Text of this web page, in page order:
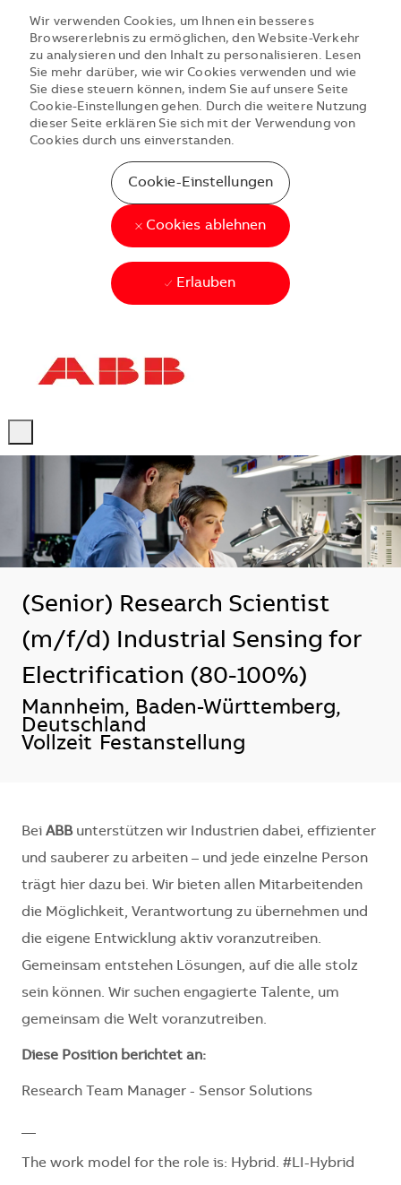
Wir verwenden Cookies, um Ihnen ein besseres
Browsererlebnis zu ermöglichen, den Website-Verkehr
zu analysieren und den Inhalt zu personalisieren. Lesen
Sie mehr darüber, wie wir Cookies verwenden und wie
Sie diese steuern können, indem Sie auf unsere Seite
Cookie-Einstellungen gehen. Durch die weitere Nutzung
dieser Seite erklären Sie sich mit der Verwendung von
Cookies durch uns einverstanden.
Cookie-Einstellungen
Cookies ablehnen
Erlauben
(Senior) Research Scientist
(m/f/d) Industrial Sensing for
Electrification (80-100%)
Standort
Mannheim, Baden-Württemberg,
Deutschland
Vollzeit Festanstellung
Bei ABBunterstützen wir Industrien dabei, effizienter
und sauberer zu arbeiten – und jede einzelne Person
trägt hier dazu bei. Wir bieten allen Mitarbeitenden
die Möglichkeit, Verantwortung zu übernehmen und
die eigene Entwicklung aktiv voranzutreiben.
Gemeinsam entstehen Lösungen, auf die alle stolz
sein können. Wir suchen engagierte Talente, um
gemeinsam die Welt voranzutreiben.
Diese Position berichtet an:
Research Team Manager - Sensor Solutions
The work model for the role is: Hybrid. #LI-Hybrid